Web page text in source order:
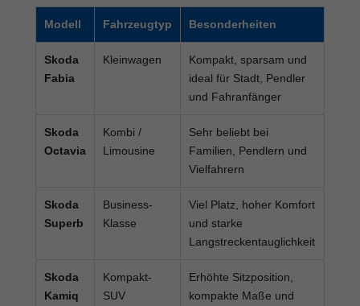
Modell Fahrzeugtyp Besonderheiten
Skoda
Fabia
Kleinwagen
Kompakt, sparsam und
ideal für Stadt, Pendler
und Fahranfänger
Skoda
Octavia
Kombi /
Limousine
Sehr beliebt bei
Familien, Pendlern und
Vielfahrern
Skoda
Superb
Business-
Klasse
Viel Platz, hoher Komfort
und starke
Langstreckentauglichkeit
Skoda
Kamiq
Kompakt-
SUV
Erhöhte Sitzposition,
kompakte Maße und